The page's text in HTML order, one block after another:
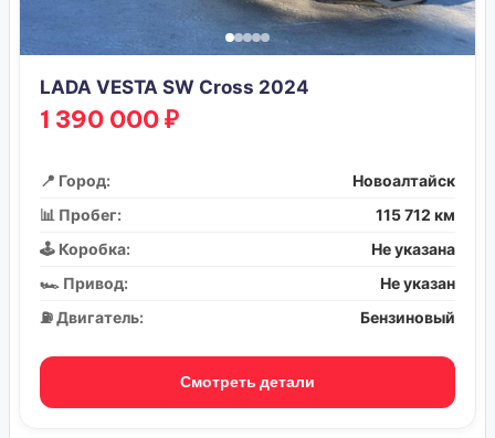
LADA VESTA SW Cross 2024
1 390 000 ₽
📍 Город:
Новоалтайск
📊 Пробег:
115 712 км
🕹️ Коробка:
Не указана
🏎️ Привод:
Не указан
⛽ Двигатель:
Бензиновый
Смотреть детали